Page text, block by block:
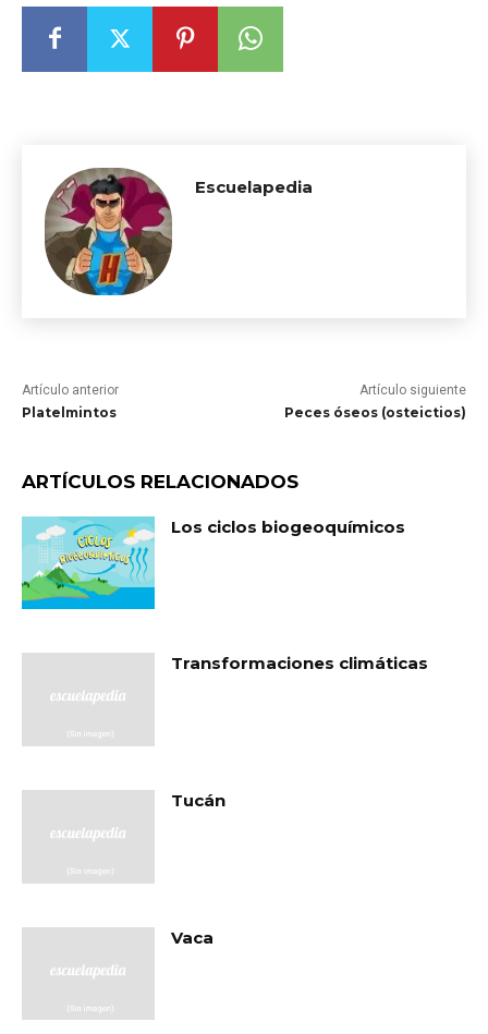
Escuelapedia
Artículo anterior
Platelmintos
Artículo siguiente
Peces óseos (osteictios)
ARTÍCULOS RELACIONADOS
Los ciclos biogeoquímicos
Transformaciones climáticas
Tucán
Vaca